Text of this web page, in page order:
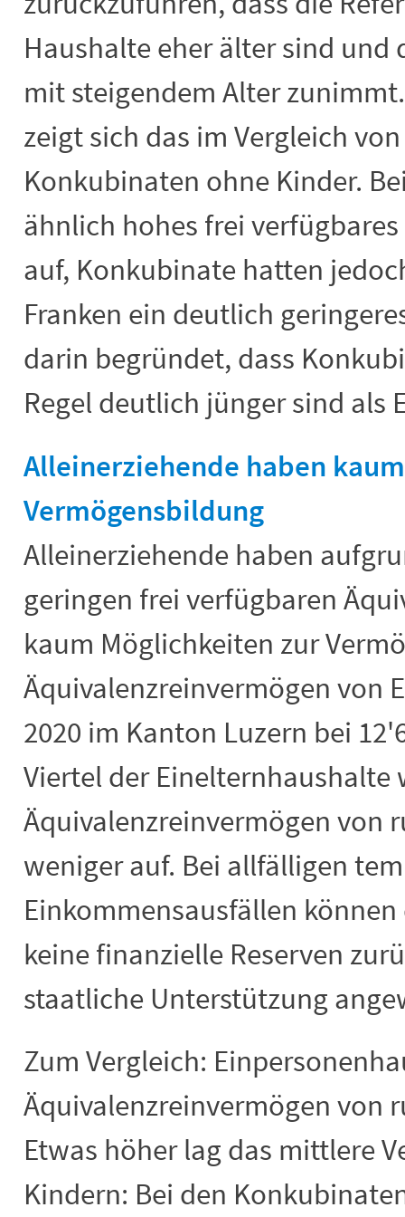
Haushalte eher älter sind und
mit steigendem Alter
zeigt sich das im Vergleich
Konkubinaten ohne Kinder.
ähnlich hohes frei
auf, Konkubinate hatten
Franken ein deutlich
darin begründet, dass
Regel deutlich jünger sind als
Alleinerziehende haben
Vermögensbildung
Alleinerziehende haben
geringen frei verfügbaren
kaum Möglichkeiten zur
Äquivalenzreinvermögen von
2020 im Kanton Luzern bei
Viertel der Einelternhaushalte
Äquivalenzreinvermögen von
weniger auf. Bei allfälligen
Einkommensausfällen
keine finanzielle Reserven
staatliche Unterstützung
Zum Vergleich:
Äquivalenzreinvermögen von
Etwas höher lag das mittlere
Kindern: Bei den